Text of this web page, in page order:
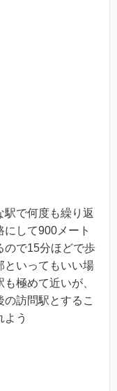
駅で何度も繰り返
して900メート
ので15分ほどで歩
といってもいい場
極めて近いが、
訪問駅とするこ
よう